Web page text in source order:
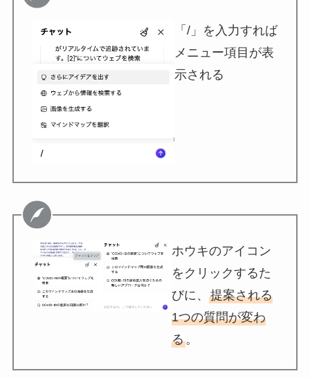
「/」を入力すれば
メニュー項目が表
示される
ホウキのアイコン
をクリックするた
びに、提案される
1つの質問が変わ
る。